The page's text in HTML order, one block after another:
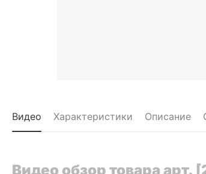
Видео Характеристики Описание
Видео обзор товара